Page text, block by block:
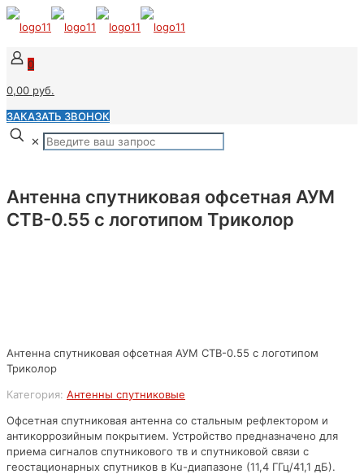
0
0,00 руб.
ЗАКАЗАТЬ ЗВОНОК
✕
Антенна спутниковая офсетная АУМ
CTB-0.55 с логотипом Триколор
Антенна спутниковая офсетная АУМ CTB-0.55 с логотипом
Триколор
Категория: Антенны спутниковые
Офсетная спутниковая антенна со стальным рефлектором и
антикоррозийным покрытием. Устройство предназначено для
приема сигналов спутникового тв и спутниковой связи с
геостационарных спутников в Ku-диапазоне (11,4 ГГц/41,1 дБ).